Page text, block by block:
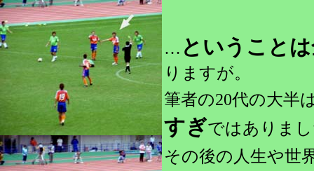
… ということ
りますが。
筆者の20代の大半
すぎではありま
その後の人生や世